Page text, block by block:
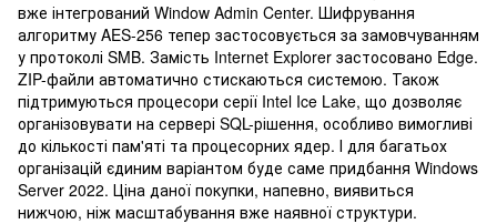
вже інтегрований Window Admin Center. Шифрування
алгоритму AES-256 тепер застосовується за замовчуванням
у протоколі SMB. Замість Internet Explorer застосовано Edge.
ZIP-файли автоматично стискаються системою. Також
підтримуються процесори серії Intel Ice Lake, що дозволяє
організовувати на сервері SQL-рішення, особливо вимогливі
до кількості пам'яті та процесорних ядер. І для багатьох
організацій єдиним варіантом буде саме придбання Windows
Server 2022. Ціна даної покупки, напевно, виявиться
нижчою, ніж масштабування вже наявної структури.